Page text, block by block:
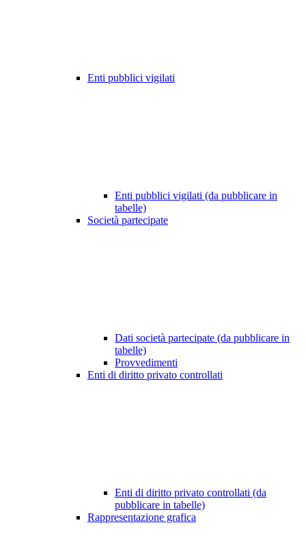
Enti pubblici vigilati
Enti pubblici vigilati (da pubblicare in
tabelle)
Società partecipate
Dati società partecipate (da pubblicare in
tabelle)
Provvedimenti
Enti di diritto privato controllati
Enti di diritto privato controllati (da
pubblicare in tabelle)
Rappresentazione grafica